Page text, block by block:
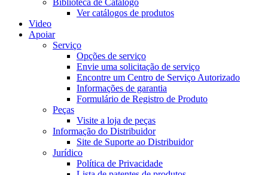
Biblioteca de Catálogo
Ver catálogos de produtos
Video
Apoiar
Serviço
Opções de serviço
Envie uma solicitação de serviço
Encontre um Centro de Serviço Autorizado
Informações de garantia
Formulário de Registro de Produto
Peças
Visite a loja de peças
Informação do Distribuidor
Site de Suporte ao Distribuidor
Jurídico
Política de Privacidade